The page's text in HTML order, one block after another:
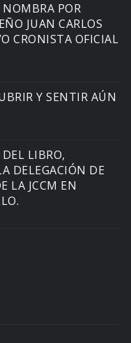
POR
JUAN CARLOS
CRONISTA OFICIAL
Y SENTIR AÚN
LIBRO,
DELEGACIÓN DE
LA JCCM EN